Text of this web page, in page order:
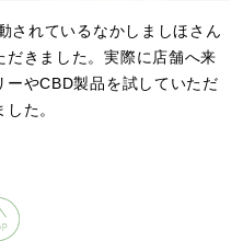
されているなかしましほさん
きました。実際に店舗へ来
ーやCBD製品を試していただ
た。